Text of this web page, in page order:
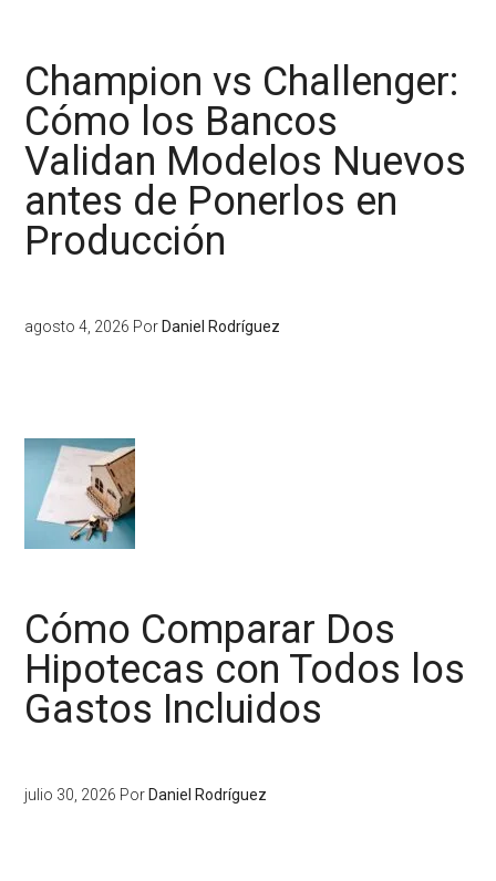
Champion vs Challenger:
Cómo los Bancos
Validan Modelos Nuevos
antes de Ponerlos en
Producción
agosto 4, 2026 PorDaniel Rodríguez
Cómo Comparar Dos
Hipotecas con Todos los
Gastos Incluidos
julio 30, 2026 Por Daniel Rodríguez